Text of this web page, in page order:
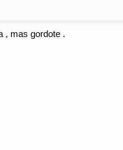
, mas gordote .